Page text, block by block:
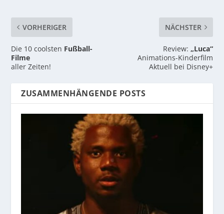
VORHERIGER
Die 10 coolsten Fußball-
Filme
aller Zeiten!
NÄCHSTER
Review: „Luca“
Animations-Kinderfilm
Aktuell bei Disney+
ZUSAMMENHÄNGENDE POSTS